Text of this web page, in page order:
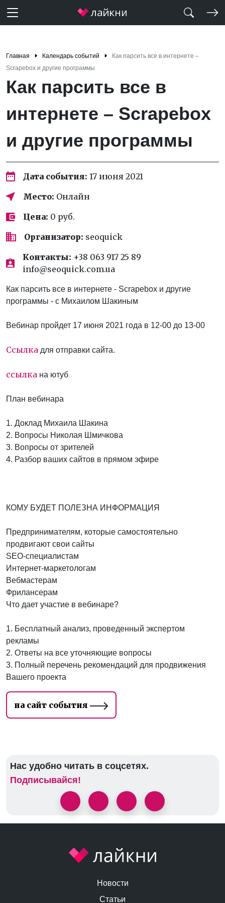
Главная Календарь событий
Как парсить все в интернете –
Scrapebox и другие программы
Как парсить все в
интернете – Scrapebox
и другие программы
Дата события: 17 июня 2021
Место: Онлайн
Цена: 0 руб.
Организатор: seoquick
Контакты: +38 063 917 25 89
info@seoquick.com.ua
Как парсить все в интернете - Scrapebox и другие
программы - с Михаилом Шакиным
Вебинар пройдет 17 июня 2021 года в 12-00 до 13-00
Ссылка для отправки сайта.
ссылка на ютуб
План вебинара
1. Доклад Михаила Шакина
2. Вопросы Николая Шмичкова
3. Вопросы от зрителей
4. Разбор ваших сайтов в прямом эфире
КОМУ БУДЕТ ПОЛЕЗНА ИНФОРМАЦИЯ
Предпринимателям, которые самостоятельно
продвигают свои сайты
SEO-специалистам
Интернет-маркетологам
Вебмастерам
Фрилансерам
Что дает участие в вебинаре?
1. Бесплатный анализ, проведенный экспертом
рекламы
2. Ответы на все уточняющие вопросы
3. Полный перечень рекомендаций для продвижения
Вашего проекта
на сайт события
Нас удобно читать в соцсетях.
Подписывайся!
Новости
Статьи